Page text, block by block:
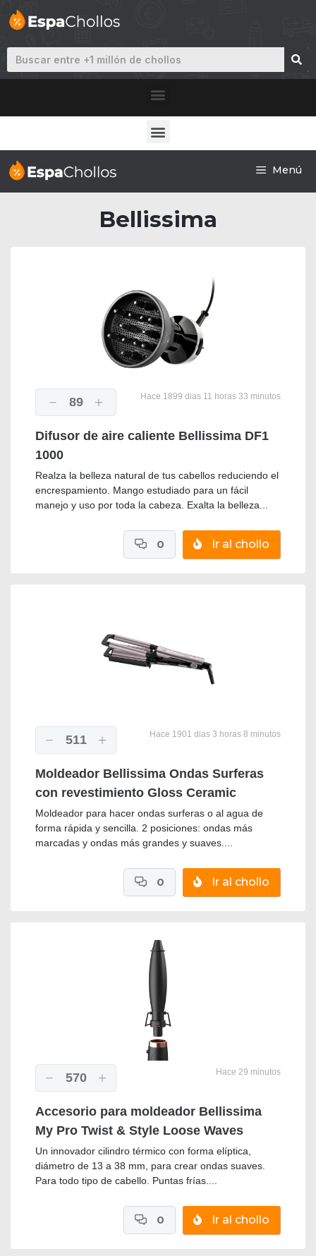
Menú
Bellissima
89 Hace 1899 dias 11 horas 33 minutos
Difusor de aire caliente Bellissima DF1
1000
Realza la belleza natural de tus cabellos reduciendo el
encrespamiento. Mango estudiado para un fácil
manejo y uso por toda la cabeza. Exalta la belleza...
Ir al chollo
0
511 Hace 1901 dias 3 horas 8 minutos
Moldeador Bellissima Ondas Surferas
con revestimiento Gloss Ceramic
Moldeador para hacer ondas surferas o al agua de
forma rápida y sencilla. 2 posiciones: ondas más
marcadas y ondas más grandes y suaves....
Ir al chollo
0
570 Hace 29 minutos
Accesorio para moldeador Bellissima
My Pro Twist & Style Loose Waves
Un innovador cilindro térmico con forma elíptica,
diámetro de 13 a 38 mm, para crear ondas suaves.
Para todo tipo de cabello. Puntas frías....
Ir al chollo
0